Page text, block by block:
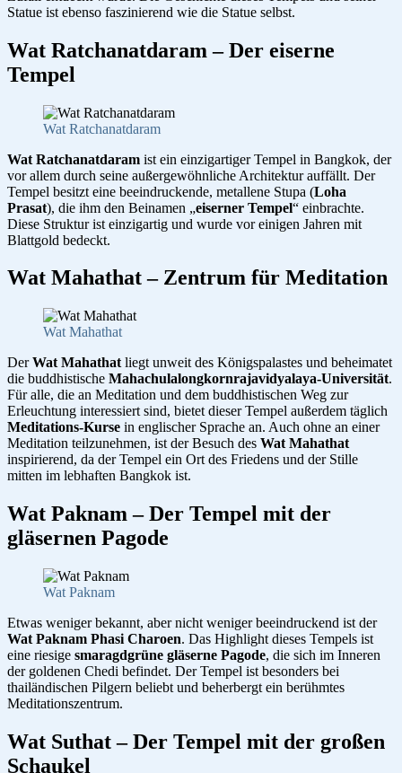
Statue ist ebenso faszinierend wie die Statue selbst.
Wat Ratchanatdaram – Der eiserne
Tempel
Wat Ratchanatdaram
Wat Ratchanatdaram ist ein einzigartiger Tempel in Bangkok, der
vor allem durch seine außergewöhnliche Architektur auffällt. Der
Tempel besitzt eine beeindruckende, metallene Stupa (Loha
Prasat), die ihm den Beinamen „eiserner Tempel“ einbrachte.
Diese Struktur ist einzigartig und wurde vor einigen Jahren mit
Blattgold bedeckt.
Wat Mahathat – Zentrum für Meditation
Wat Mahathat
DerWat Mahathat liegt unweit des Königspalastes und beheimatet
die buddhistische Mahachulalongkornrajavidyalaya-Universität.
Für alle, die an Meditation und dem buddhistischen Weg zur
Erleuchtung interessiert sind, bietet dieser Tempel außerdem täglich
Meditations-Kurse in englischer Sprache an. Auch ohne an einer
Meditation teilzunehmen, ist der Besuch des Wat Mahathat
inspirierend, da der Tempel ein Ort des Friedens und der Stille
mitten im lebhaften Bangkok ist.
Wat Paknam – Der Tempel mit der
gläsernen Pagode
Wat Paknam
Etwas weniger bekannt, aber nicht weniger beeindruckend ist der
Wat Paknam Phasi Charoen. Das Highlight dieses Tempels ist
eine riesige smaragdgrüne gläserne Pagode, die sich im Inneren
der goldenen Chedi befindet. Der Tempel ist besonders bei
thailändischen Pilgern beliebt und beherbergt ein berühmtes
Meditationszentrum.
Wat Suthat – Der Tempel mit der großen
Schaukel